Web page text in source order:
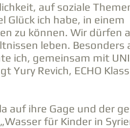
auf soziale
Glück ich habe, in einem
zu können. Wir dürfen
leben. Besonders
ich, gemeinsam mit
Yury Revich, ECHO
auf ihre Gage und der
für Kinder in